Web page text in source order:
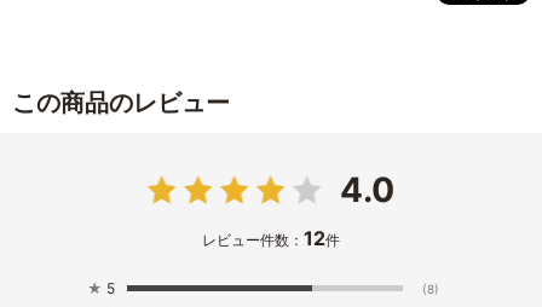
この商品のレビュー
4.0
レビュー件数： 12件
★ 5 (8)